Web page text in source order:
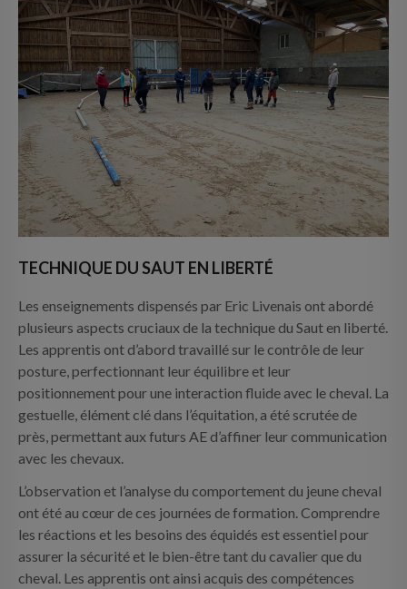
TECHNIQUE DU SAUT EN LIBERTÉ
Les enseignements dispensés par Eric Livenais ont abordé
plusieurs aspects cruciaux de la technique du Saut en liberté.
Les apprentis ont d’abord travaillé sur le contrôle de leur
posture, perfectionnant leur équilibre et leur
positionnement pour une interaction fluide avec le cheval. La
gestuelle, élément clé dans l’équitation, a été scrutée de
près, permettant aux futurs AE d’affiner leur communication
avec les chevaux.
L’observation et l’analyse du comportement du jeune cheval
ont été au cœur de ces journées de formation. Comprendre
les réactions et les besoins des équidés est essentiel pour
assurer la sécurité et le bien-être tant du cavalier que du
cheval. Les apprentis ont ainsi acquis des compétences